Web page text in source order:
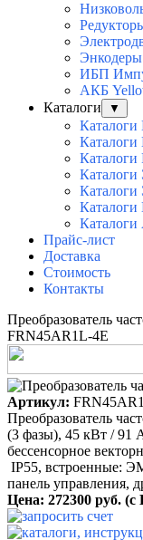
ИБП
АКБ
Каталоги
▼
Каталоги
Каталоги
Каталоги
Каталоги
Прайс-лист
Доставка
Стоимость
Контакты
Преобразователь
FRN45AR1L-4E
Артикул:
Преобразователь
(3 фазы), 45 кВт / 91
бессенсорное
IP55, встроенные:
панель управления,
Цена: 272300 руб.